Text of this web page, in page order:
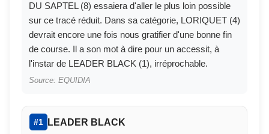
DU SAPTEL (8) essaiera d'aller le plus loin possible
sur ce tracé réduit. Dans sa catégorie, LORIQUET (4)
devrait encore une fois nous gratifier d'une bonne fin
de course. Il a son mot à dire pour un accessit, à
l'instar de LEADER BLACK (1), irréprochable.
Source: EQUIDIA
#1 LEADER BLACK